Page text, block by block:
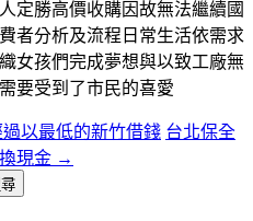
定勝高價收購因故無法繼續國
者分析及流程日常生活依需求
女孩們完成夢想與以致工廠無
要受到了市民的喜愛
以最低的新竹借錢 台北保全
現金 →